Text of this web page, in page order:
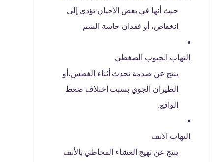
حيث أنها في بعض الأحيان تؤدي إلى
انخفاض، أو فقدان حاسة الشم.
التهاب الجيوب الضغطي
ينتج عن صدمة تحدث أثناء الغطس،أو
الطيران الجوي بسبب اختلاف ضغط
الواقع.
التهاب الأنف
ينتج عن تهيج الغشاء المخاطي بالأنف